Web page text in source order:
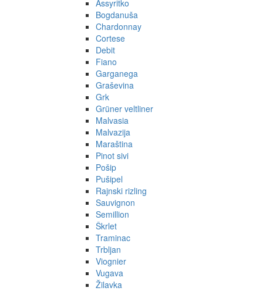
Assyritko
Bogdanuša
Chardonnay
Cortese
Debit
Fiano
Garganega
Graševina
Grk
Grüner veltliner
Malvasia
Malvazija
Maraština
Pinot sivi
Pošip
Pušipel
Rajnski rizling
Sauvignon
Semillion
Škrlet
Traminac
Trbljan
Viognier
Vugava
Žilavka